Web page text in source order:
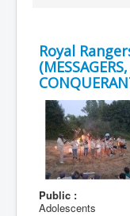
Royal
Public :
Adolescents